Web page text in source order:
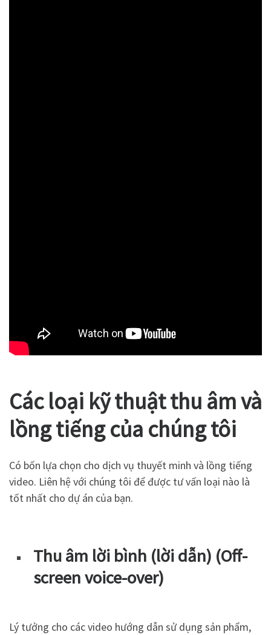
Các loại kỹ thuật thu âm và
lồng tiếng của chúng tôi
Có bốn lựa chọn cho dịch vụ thuyết minh và lồng tiếng
video. Liên hệ với chúng tôi để được tư vấn loại nào là
tốt nhất cho dự án của bạn.
Thu âm lời bình (lời dẫn) (Off-
screen voice-over)
Lý tưởng cho các video hướng dẫn sử dụng sản phẩm,